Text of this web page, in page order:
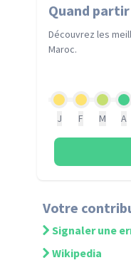
Quand partir
Découvrez les
Maroc.
J F M A
Votre
Signaler une
Wikipedia